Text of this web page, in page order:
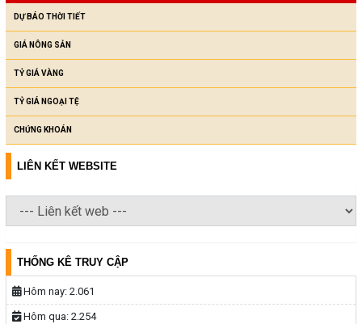
DỰ BÁO THỜI TIẾT
GIÁ NÔNG SẢN
TỶ GIÁ VÀNG
TỶ GIÁ NGOẠI TỆ
CHỨNG KHOÁN
LIÊN KẾT WEBSITE
THỐNG KÊ TRUY CẬP
Hôm nay: 2.061
Hôm qua: 2.254